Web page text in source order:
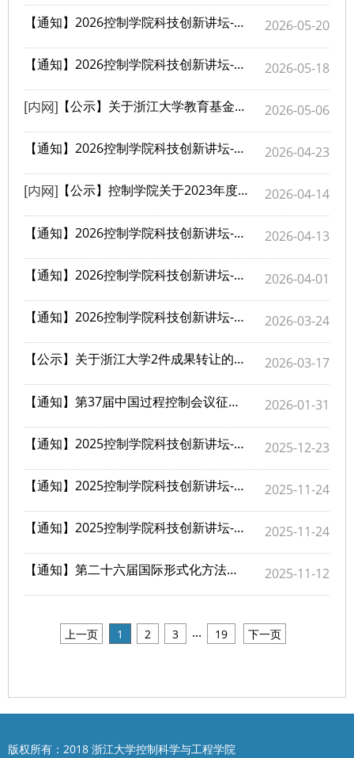
【通知】2026控制学院科技创新讲坛-第6期：欢迎报名参会 2026-05-20
【通知】2026控制学院科技创新讲坛-第5期：欢迎报名参会 2026-05-18
【公示】关于浙江大学教育基金会方树福堂科研创新项目的公示 2026-05-06
【通知】2026控制学院科技创新讲坛-第4期：欢迎报名参会 2026-04-23
【公示】控制学院关于2023年度院级科研奖励拟发放清单的公示 2026-04-14
【通知】2026控制学院科技创新讲坛-第3期：欢迎报名参会 2026-04-13
【通知】2026控制学院科技创新讲坛-第2期：欢迎报名参会 2026-04-01
【通知】2026控制学院科技创新讲坛-第1期：欢迎报名参会 2026-03-24
【公示】关于浙江大学2件成果转让的公示 2026-03-17
【通知】第37届中国过程控制会议征文通知 2026-01-31
【通知】2025控制学院科技创新讲坛-第17期：欢迎报名参会 2025-12-23
【通知】2025控制学院科技创新讲坛-第16期：欢迎报名参会 2025-11-24
【通知】2025控制学院科技创新讲坛-第15期：欢迎报名参会 2025-11-24
【通知】第二十六届国际形式化方法与工程会议通知 2025-11-12
上一页 1 2 3 ... 19 下一页
版权所有：2018 浙江大学控制科学与工程学院